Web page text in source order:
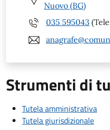
Nuovo (BG)
035 595043
Strumenti di
Tutela amministrativa
Tutela giurisdizionale